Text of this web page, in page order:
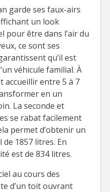
garde ses faux-airs
un look
pour être dans l’air du
ce sont ses
qu’il est
véhicule familial. À
accueillir entre 5 à 7
en un
La seconde et
se rabat facilement
permet d’obtenir un
1857 litres. En
est de 834 litres.
au cours des
d’un toit ouvrant